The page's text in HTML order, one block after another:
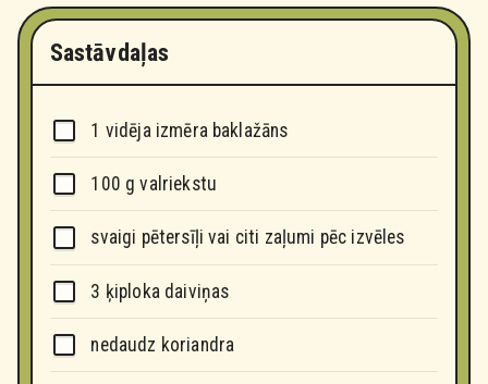
Sastāvdaļas
1 vidēja izmēra baklažāns
100 g valriekstu
svaigi pētersīļi vai citi zaļumi pēc izvēles
3 ķiploka daiviņas
nedaudz koriandra